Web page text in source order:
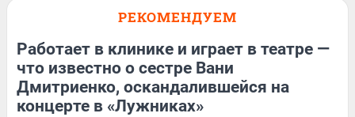
РЕКОМЕНДУЕМ
Работает в клинике и играет в театре —
что известно о сестре Вани
Дмитриенко, оскандалившейся на
концерте в «Лужниках»